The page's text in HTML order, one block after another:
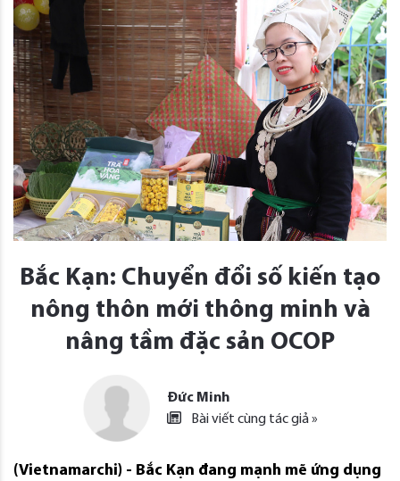
Bắc Kạn: Chuyển đổi số kiến tạo
nông thôn mới thông minh và
nâng tầm đặc sản OCOP
Đức Minh
Bài viết cùng tác giả »
(Vietnamarchi) - Bắc Kạn đang mạnh mẽ ứng dụng